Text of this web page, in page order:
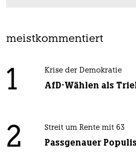
meistkommentiert
1 Krise der Demokratie
AfD-Wählen als
2 Streit um Rente mit 63
Passgenauer